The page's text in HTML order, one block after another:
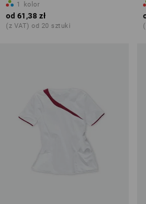
1 kolor
od 61,38 zł
(z VAT) od 20 sztuki